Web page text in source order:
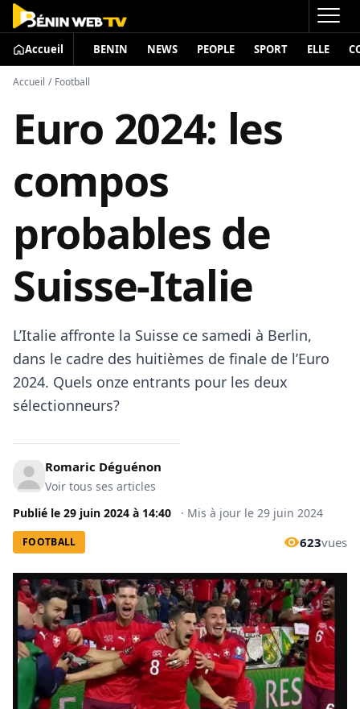
Accueil BENIN NEWS PEOPLE SPORT ELLE
Accueil / Football
Euro 2024: les
compos
probables de
Suisse-Italie
L’Italie affronte la Suisse ce samedi à Berlin,
dans le cadre des huitièmes de finale de l’Euro
2024. Quels onze entrants pour les deux
sélectionneurs?
Romaric Déguénon
Voir tous ses articles
Publié le 29 juin 2024 à 14:40 · Mis à jour le 29 juin 2024
FOOTBALL 623vues